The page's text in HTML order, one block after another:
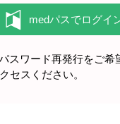
グラフを服用（使用）
方へ（2025年5月）
スワード再発行をご希
セスください。